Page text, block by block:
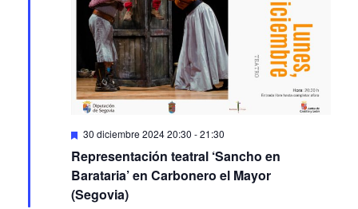
Featured
30 diciembre 2024 20:30 -21:30
Representación teatral ‘Sancho en
Barataria’ en Carbonero el Mayor
(Segovia)